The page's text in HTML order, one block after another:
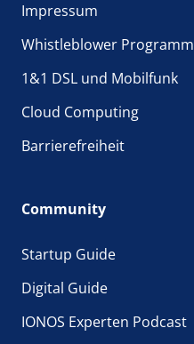
Impressum
Whistleblower
1&1 DSL und Mobilfunk
Cloud Computing
Barrierefreiheit
Community
Startup Guide
Digital Guide
IONOS Experten Podcast